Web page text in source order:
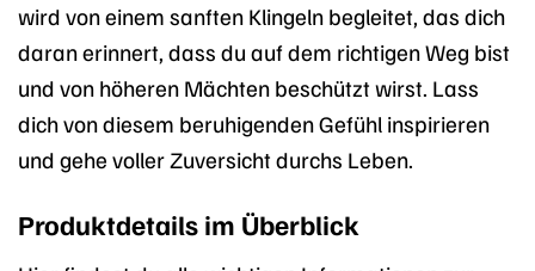
wird von einem sanften Klingeln begleitet, das dich
daran erinnert, dass du auf dem richtigen Weg bist
und von höheren Mächten beschützt wirst. Lass
dich von diesem beruhigenden Gefühl inspirieren
und gehe voller Zuversicht durchs Leben.
Produktdetails im Überblick